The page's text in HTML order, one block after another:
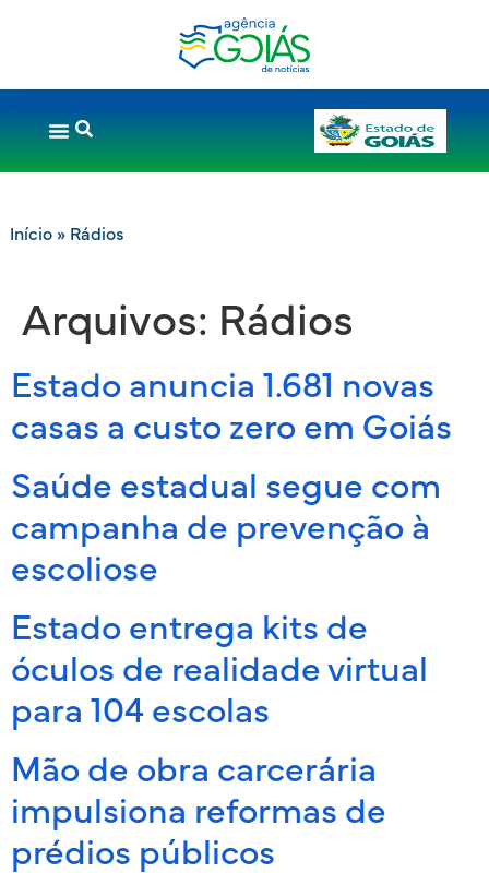
Início» Rádios
Arquivos: Rádios
Estado anuncia 1.681 novas
casas a custo zero em Goiás
Saúde estadual segue com
campanha de prevenção à
escoliose
Estado entrega kits de
óculos de realidade virtual
para 104 escolas
Mão de obra carcerária
impulsiona reformas de
prédios públicos